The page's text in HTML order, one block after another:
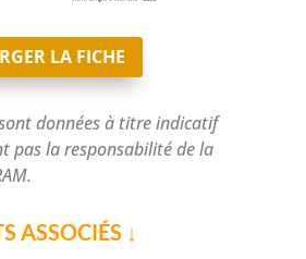
LA FICHE
données à titre indicatif
pas la responsabilité de la
ASSOCIÉS ↓